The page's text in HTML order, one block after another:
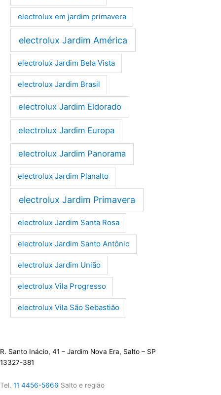
electrolux em jardim primavera
electrolux Jardim América
electrolux Jardim Bela Vista
electrolux Jardim Brasil
electrolux Jardim Eldorado
electrolux Jardim Europa
electrolux Jardim Panorama
electrolux Jardim Planalto
electrolux Jardim Primavera
electrolux Jardim Santa Rosa
electrolux Jardim Santo Antônio
electrolux Jardim União
electrolux Vila Progresso
electrolux Vila São Sebastião
R. Santo Inácio, 41 – Jardim Nova Era, Salto – SP
13327-381
Tel. 11 4456-5666 Salto e região